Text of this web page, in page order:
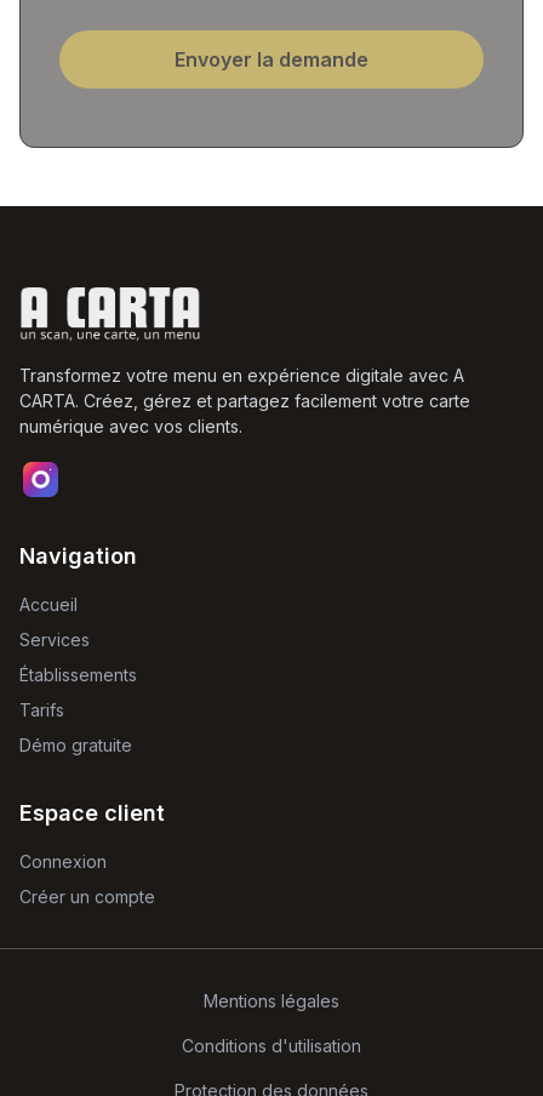
Envoyer la demande
Transformez votre menu en expérience digitale avec A
CARTA. Créez, gérez et partagez facilement votre carte
numérique avec vos clients.
Navigation
Accueil
Services
Établissements
Tarifs
Démo gratuite
Espace client
Connexion
Créer un compte
Mentions légales
Conditions d'utilisation
Protection des données